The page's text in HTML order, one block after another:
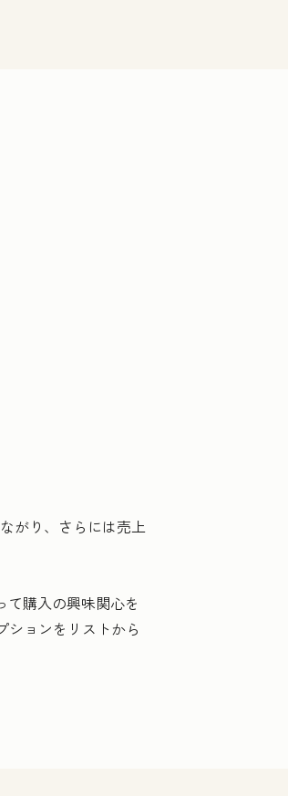
がり、さらには売上
購入の興味関心を
ションをリストから